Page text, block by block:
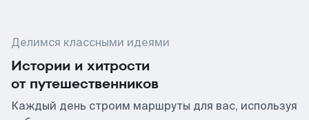
Делимся классными идеями
Истории и хитрости
от путешественников
Каждый день строим маршруты для вас, используя